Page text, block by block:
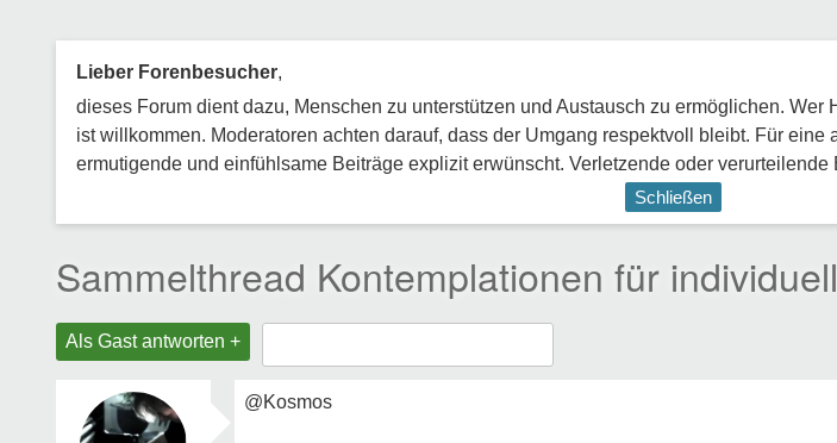
Lieber Forenbesucher,
dieses Forum dient dazu, Menschen zu unterstützen und Austausch zu ermöglichen. Wer
ist willkommen. Moderatoren achten darauf, dass der Umgang respektvoll bleibt. Für
ermutigende und einfühlsame Beiträge explizit erwünscht. Verletzende oder verurteilende
Schließen
Sammelthread Kontemplationen für
Als Gast antworten +
@Kosmos